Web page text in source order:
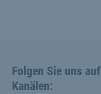
Folgen Sie uns
Kanälen: